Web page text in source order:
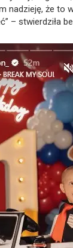
nadzieję, że to
– stwierdziła